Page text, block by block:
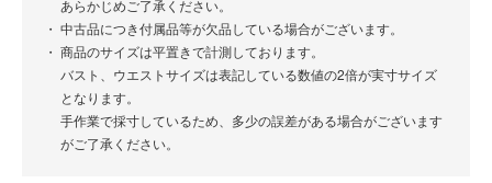
あらかじめご了承ください。
中古品につき付属品等が欠品している場合がございます。
商品のサイズは平置きで計測しております。
バスト、ウエストサイズは表記している数値の2倍が実寸サイズ
となります。
手作業で採寸しているため、多少の誤差がある場合がございます
がご了承ください。